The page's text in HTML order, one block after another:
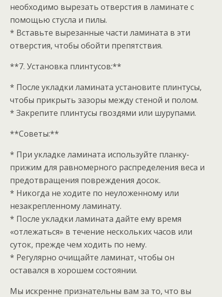
необходимо вырезать отверстия в ламинате с
помощью стусла и пилы.
* Вставьте вырезанные части ламината в эти
отверстия, чтобы обойти препятствия.
**7. Установка плинтусов:**
* После укладки ламината установите плинтусы,
чтобы прикрыть зазоры между стеной и полом.
* Закрепите плинтусы гвоздями или шурупами.
**Советы:**
* При укладке ламината используйте планку-
прижим для равномерного распределения веса и
предотвращения повреждения досок.
* Никогда не ходите по неуложенному или
незакрепленному ламинату.
* После укладки ламината дайте ему время
«отлежаться» в течение нескольких часов или
суток, прежде чем ходить по нему.
* Регулярно очищайте ламинат, чтобы он
оставался в хорошем состоянии.
Мы искренне признательны вам за то, что вы